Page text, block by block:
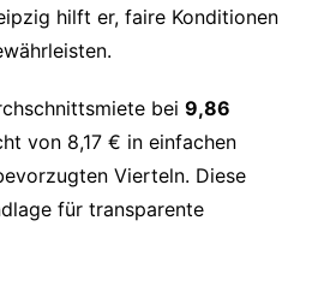
hilft er, faire Konditionen
bei 9,86
von 8,17 € in einfachen
Vierteln. Diese
für transparente